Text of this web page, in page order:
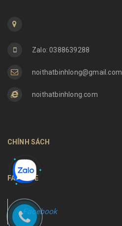
Zalo: 0388639288
noithatbinhlong@gmail.com
noithatbinhlong.com
CHÍNH SÁCH
FANPAGE
Facebook